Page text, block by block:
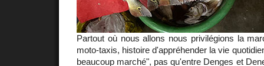
Partout où nous allons nous privilégions la
moto-taxis, histoire d'appréhender la vie
beaucoup marché", pas qu'entre Denges et